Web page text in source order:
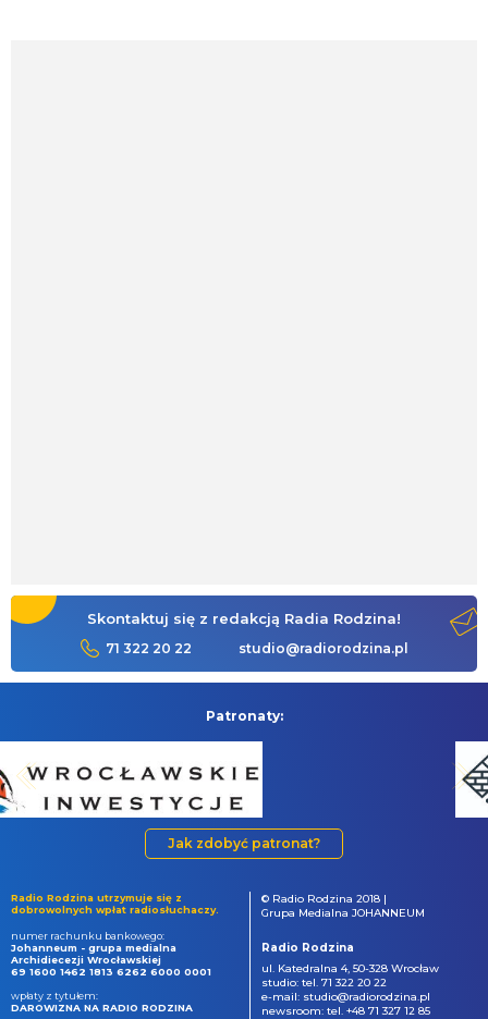
Skontaktuj się z redakcją Radia Rodzina!
71 322 20 22 studio@radiorodzina.pl
Patronaty:
Jak zdobyć patronat?
Radio Rodzina utrzymuje się z
dobrowolnych wpłat radiosłuchaczy.
numer rachunku bankowego:
Johanneum - grupa medialna
Archidiecezji Wrocławskiej
69 1600 1462 1813 6262 6000 0001
wpłaty z tytułem:
DAROWIZNA NA RADIO RODZINA
© Radio Rodzina 2018 |
Grupa Medialna JOHANNEUM
Radio Rodzina
ul. Katedralna 4, 50-328 Wrocław
studio: tel. 71 322 20 22
e-mail: studio@radiorodzina.pl
newsroom: tel. +48 71 327 12 85